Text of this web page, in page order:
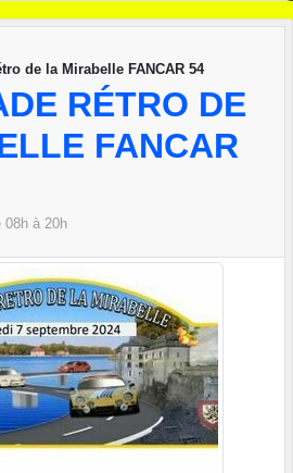
de la Mirabelle FANCAR 54
RÉTRO DE
FANCAR
08h à 20h